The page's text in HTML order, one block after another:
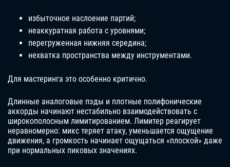
избыточное наслоение партий;
неаккуратная работа с уровнями;
перегруженная нижняя середина;
нехватка пространства между инструментами.
Для мастеринга это особенно критично.
Длинные аналоговые пэды и плотные полифонические
аккорды начинают нестабильно взаимодействовать с
широкополосным лимитированием. Лимитер реагирует
неравномерно: микс теряет атаку, уменьшается ощущение
движения, а громкость начинает ощущаться «плоской» даже
при нормальных пиковых значениях.